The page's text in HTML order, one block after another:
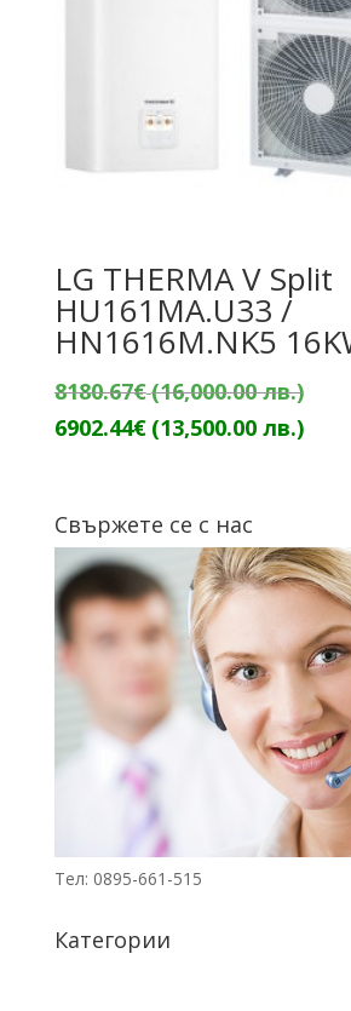
LG THERMA V Split
HU161MA.U33 /
HN1616M.NK5
8180.67€(16,000.00 лв.)
price
лв.).
6902.44€ (13,500.00 лв.)
лв.).
Свържете се с нас
Тел: 0895-661-515
Категории